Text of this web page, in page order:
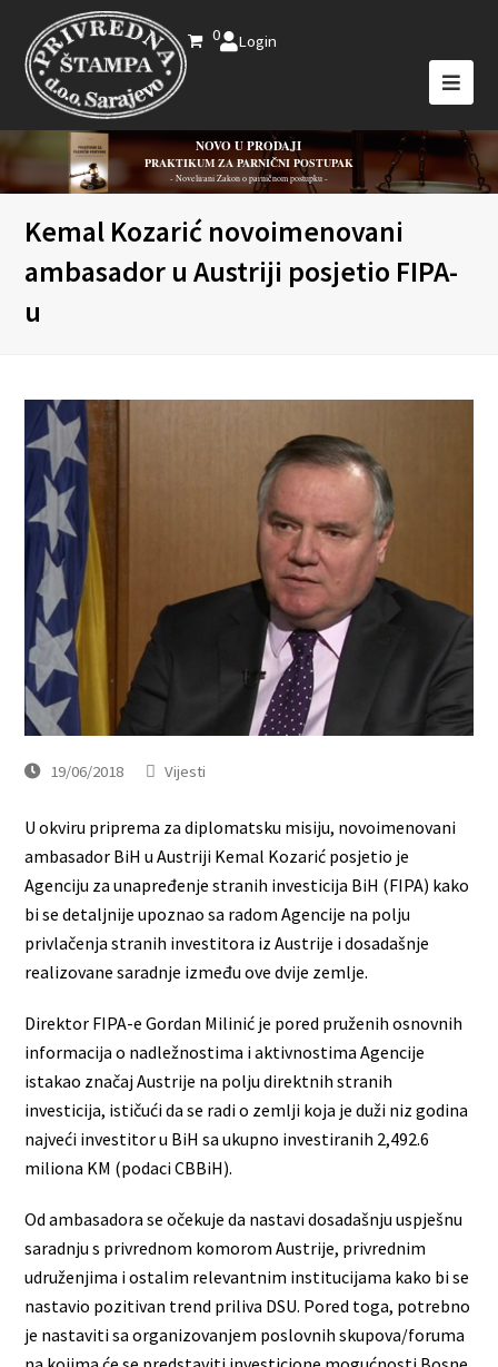
0 Login
NOVO U PRODAJI
PRAKTIKUM ZA PARNIČNI POSTUPAK
- Novelirani Zakon o parničnom postupku -
Kemal Kozarić novoimenovani
ambasador u Austriji posjetio FIPA-
u
19/06/2018 Vijesti
U okviru priprema za diplomatsku misiju, novoimenovani
ambasador BiH u Austriji Kemal Kozarić posjetio je
Agenciju za unapređenje stranih investicija BiH (FIPA) kako
bi se detaljnije upoznao sa radom Agencije na polju
privlačenja stranih investitora iz Austrije i dosadašnje
realizovane saradnje između ove dvije zemlje.
Direktor FIPA-e Gordan Milinić je pored pruženih osnovnih
informacija o nadležnostima i aktivnostima Agencije
istakao značaj Austrije na polju direktnih stranih
investicija, ističući da se radi o zemlji koja je duži niz godina
najveći investitor u BiH sa ukupno investiranih 2,492.6
miliona KM (podaci CBBiH).
Od ambasadora se očekuje da nastavi dosadašnju uspješnu
saradnju s privrednom komorom Austrije, privrednim
udruženjima i ostalim relevantnim institucijama kako bi se
nastavio pozitivan trend priliva DSU. Pored toga, potrebno
je nastaviti sa organizovanjem poslovnih skupova/foruma